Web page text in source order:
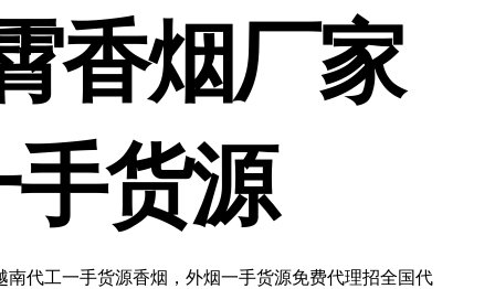
香烟厂家
货源
代工一手货源香烟，外烟一手货源免费代理招全国代